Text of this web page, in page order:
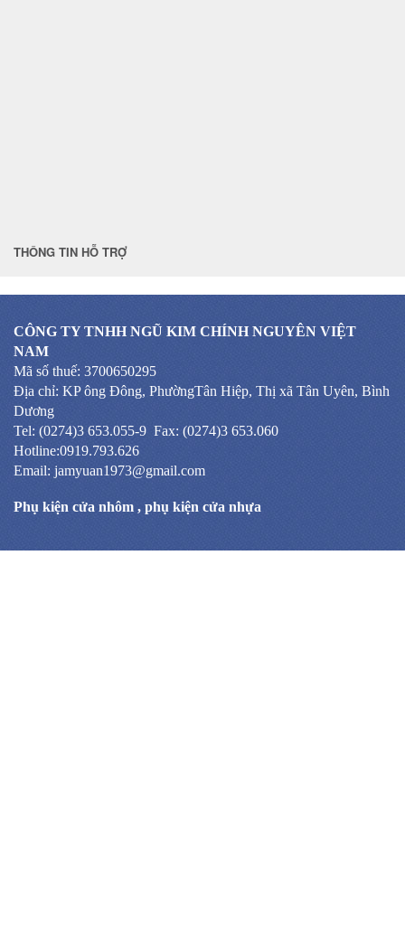
THÔNG TIN HỖ TRỢ
CÔNG TY TNHH NGŨ KIM CHÍNH NGUYÊN VIỆT
NAM
Mã số thuế: 3700650295
Địa chỉ: KP ông Đông, PhườngTân Hiệp, Thị xã Tân Uyên, Bình
Dương
Tel: (0274)3 653.055-9 Fax: (0274)3 653.060
Hotline:0919.793.626
Email: jamyuan1973@gmail.com
Phụ kiện cửa nhôm , phụ kiện cửa nhựa